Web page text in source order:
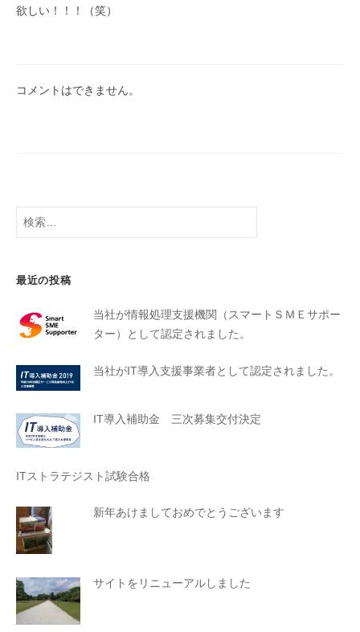
欲しい！！！（笑）
コメントはできません。
最近の投稿
当社が情報処理支援機関（スマートＳＭＥサポー
ター）として認定されました。
当社がIT導入支援事業者として認定されました。
IT導入補助金 三次募集交付決定
ITストラテジスト試験合格
新年あけましておめでとうございます
サイトをリニューアルしました